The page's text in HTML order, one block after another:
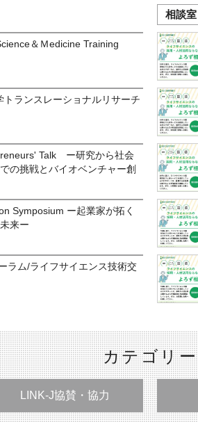
＆Ｍedicine Training
ランスレーショナルリサーチ
Talk ー研究から社会
の挑戦とバイオベンチャー創
Symposium ー起業家が拓く
来ー
ラム/ライフサイエンス技術交
相談室
カテゴリー
LINK-J協賛・協力